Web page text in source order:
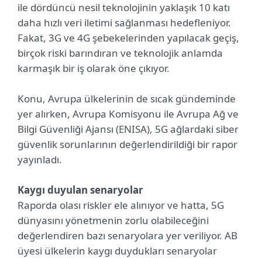
ile dördüncü nesil teknolojinin yaklaşık 10 katı
daha hızlı veri iletimi sağlanması hedefleniyor.
Fakat, 3G ve 4G şebekelerinden yapılacak geçiş,
birçok riski barındıran ve teknolojik anlamda
karmaşık bir iş olarak öne çıkıyor.
Konu, Avrupa ülkelerinin de sıcak gündeminde
yer alırken, Avrupa Komisyonu ile Avrupa Ağ ve
Bilgi Güvenliği Ajansı (ENISA), 5G ağlardaki siber
güvenlik sorunlarının değerlendirildiği bir rapor
yayınladı.
Kaygı duyulan senaryolar
Raporda olası riskler ele alınıyor ve hatta, 5G
dünyasını yönetmenin zorlu olabileceğini
değerlendiren bazı senaryolara yer veriliyor. AB
üyesi ülkelerin kaygı duydukları senaryolar